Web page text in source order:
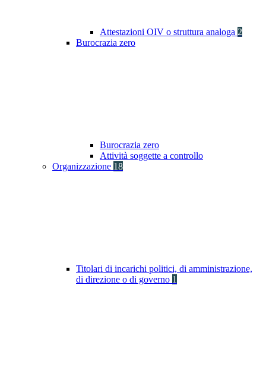
Attestazioni OIV o struttura analoga 2
Burocrazia zero
Burocrazia zero
Attività soggette a controllo
Organizzazione 18
Titolari di incarichi politici, di amministrazione,
di direzione o di governo 1